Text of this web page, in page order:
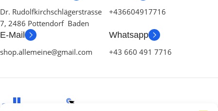
Dr. Rudolfkirchschlägerstrasse
7, 2486 Pottendorf Baden
+436604917716
E-Mail
shop.allemeine@gmail.com
Whatsapp
+43 660 491 7716